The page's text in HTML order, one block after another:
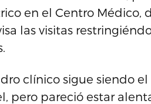
en el Centro Médico,
las visitas
clínico sigue siendo
pero pareció estar